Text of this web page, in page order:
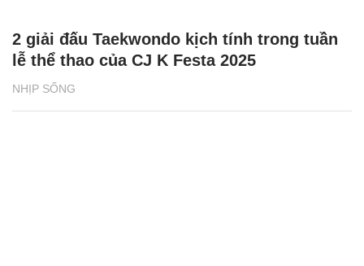
NHỊP SỐNG
2 giải đấu Taekwondo kịch tính trong tuần
lễ thể thao của CJ K Festa 2025